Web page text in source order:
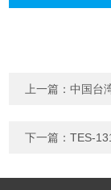
上一篇：中国台
下一篇：TES-